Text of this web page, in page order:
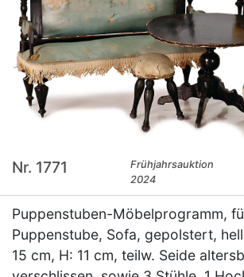
Nr. 1771
Frühjahrsauktion
2024
Puppenstuben-Möbelprogramm,
Puppenstube, Sofa, gepolstert,
15 cm, H: 11 cm, teilw. Seide